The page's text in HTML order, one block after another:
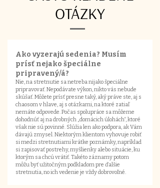
OTÁZKY
Ako vyzerajú sedenia? Musím
prísť nejako špeciálne
pripravený/á?
Nie, na stretnutie sa netreba nijako špeciálne
pripravovať. Nepodávate výkon, nikto vás nebude
skúšať. Môžete prísť presne taký, aký práve ste, aj s
chaosom v hlave, aj s otázkami, na ktoré zatiaľ
nemáte odpovede. Počas spolupráce sa môžeme
dohodnúť aj na drobných „domácich úlohách“, ktoré
však nie sú povinné. Slúžia len ako podpora, ak Vám
dávajú zmysel. Niektorým klientom vyhovuje robiť
si medzi stretnutiami krátke poznámky, napríklad
si zapisovať postrehy, myšlienky alebo situácie, ku
ktorým sa chcú vrátiť. Takéto záznamy potom
môžu byť užitočným podkladom pre ďalšie
stretnutia, no ich vedenie je vždy dobrovoľné.